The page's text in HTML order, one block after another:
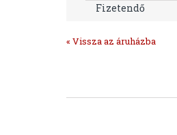
Fizetendő
« Vissza az áruházba